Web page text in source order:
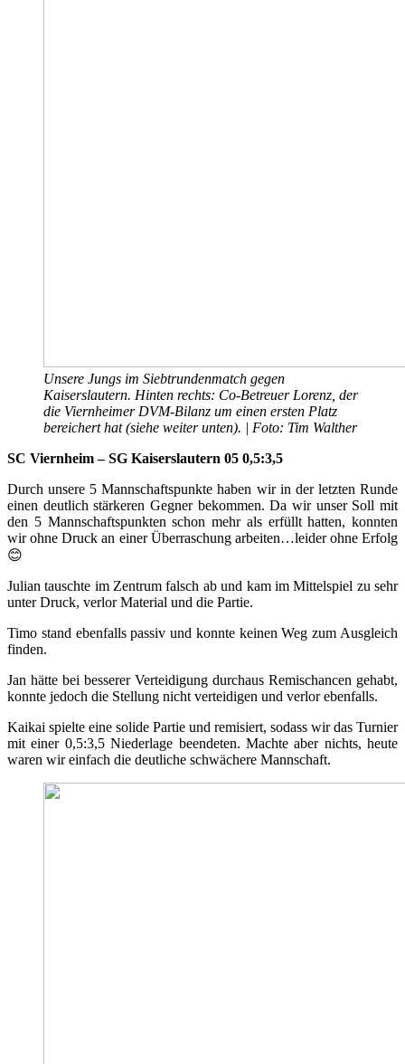
Unsere Jungs im Siebtrundenmatch gegen
Kaiserslautern. Hinten rechts: Co-Betreuer Lorenz, der
die Viernheimer DVM-Bilanz um einen ersten Platz
bereichert hat (siehe weiter unten). | Foto: Tim Walther
SC Viernheim – SG Kaiserslautern 05 0,5:3,5
Durch unsere 5 Mannschaftspunkte haben wir in der letzten Runde
einen deutlich stärkeren Gegner bekommen. Da wir unser Soll mit
den 5 Mannschaftspunkten schon mehr als erfüllt hatten, konnten
wir ohne Druck an einer Überraschung arbeiten…leider ohne Erfolg
😊
Julian tauschte im Zentrum falsch ab und kam im Mittelspiel zu sehr
unter Druck, verlor Material und die Partie.
Timo stand ebenfalls passiv und konnte keinen Weg zum Ausgleich
finden.
Jan hätte bei besserer Verteidigung durchaus Remischancen gehabt,
konnte jedoch die Stellung nicht verteidigen und verlor ebenfalls.
Kaikai spielte eine solide Partie und remisiert, sodass wir das Turnier
mit einer 0,5:3,5 Niederlage beendeten. Machte aber nichts, heute
waren wir einfach die deutliche schwächere Mannschaft.